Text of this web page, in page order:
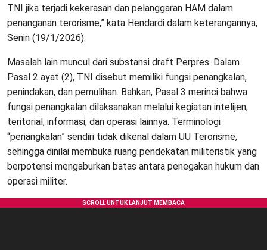
TNI jika terjadi kekerasan dan pelanggaran HAM dalam
penanganan terorisme,” kata Hendardi dalam keterangannya,
Senin (19/1/2026).
Masalah lain muncul dari substansi draft Perpres. Dalam
Pasal 2 ayat (2), TNI disebut memiliki fungsi penangkalan,
penindakan, dan pemulihan. Bahkan, Pasal 3 merinci bahwa
fungsi penangkalan dilaksanakan melalui kegiatan intelijen,
teritorial, informasi, dan operasi lainnya. Terminologi
“penangkalan” sendiri tidak dikenal dalam UU Terorisme,
sehingga dinilai membuka ruang pendekatan militeristik yang
berpotensi mengaburkan batas antara penegakan hukum dan
operasi militer.